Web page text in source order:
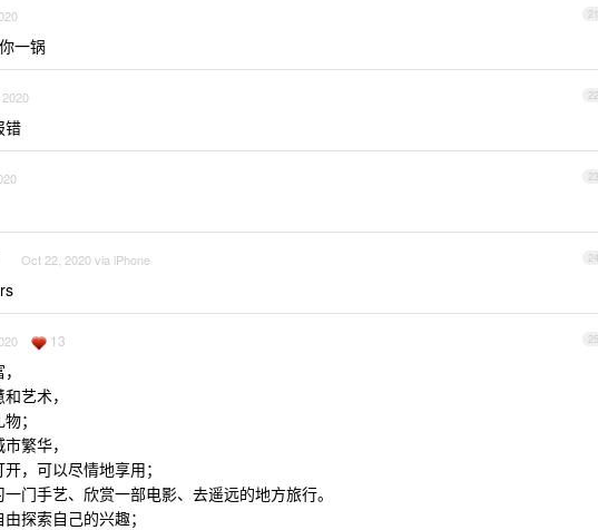
21
一锅
22
错
23
24
Oct 22, 2020 via iPhone
25
13
艺术，
；
繁华，
，可以尽情地享用；
门手艺、欣赏一部电影、去遥远的地方旅行。
探索自己的兴趣；